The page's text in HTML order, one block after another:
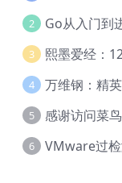
2 Go从入门到
3 熙墨爱经：
4 万维钢：精
5 感谢访问菜
6